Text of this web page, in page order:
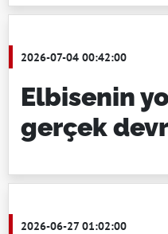
2026-07-04 00:42:00
Elbisenin
gerçek
2026-06-27 01:02:00